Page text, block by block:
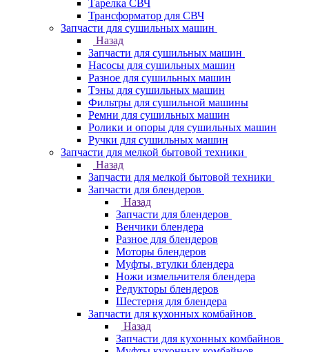
Тарелка СВЧ
Трансформатор для СВЧ
Запчасти для сушильных машин
Назад
Запчасти для сушильных машин
Насосы для сушильных машин
Разное для сушильных машин
Тэны для сушильных машин
Фильтры для сушильной машины
Ремни для сушильных машин
Ролики и опоры для сушильных машин
Ручки для сушильных машин
Запчасти для мелкой бытовой техники
Назад
Запчасти для мелкой бытовой техники
Запчасти для блендеров
Назад
Запчасти для блендеров
Венчики блендера
Разное для блендеров
Моторы блендеров
Муфты, втулки блендера
Ножи измельчителя блендера
Редукторы блендеров
Шестерня для блендера
Запчасти для кухонных комбайнов
Назад
Запчасти для кухонных комбайнов